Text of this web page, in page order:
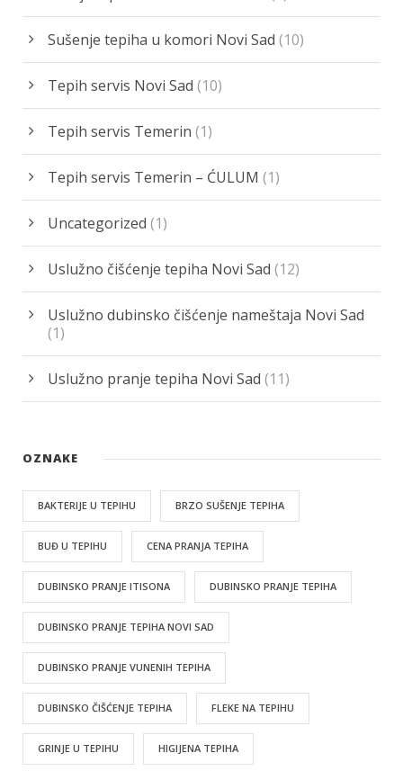
Sušenje tepiha u komori Novi Sad (10)
Tepih servis Novi Sad (10)
Tepih servis Temerin (1)
Tepih servis Temerin – ĆULUM (1)
Uncategorized (1)
Uslužno čišćenje tepiha Novi Sad (12)
Uslužno dubinsko čišćenje nameštaja Novi Sad
(1)
Uslužno pranje tepiha Novi Sad (11)
OZNAKE
BAKTERIJE U TEPIHU BRZO SUŠENJE TEPIHA
BUĐ U TEPIHU CENA PRANJA TEPIHA
DUBINSKO PRANJE ITISONA DUBINSKO PRANJE TEPIHA
DUBINSKO PRANJE TEPIHA NOVI SAD
DUBINSKO PRANJE VUNENIH TEPIHA
DUBINSKO ČIŠĆENJE TEPIHA FLEKE NA TEPIHU
GRINJE U TEPIHU HIGIJENA TEPIHA